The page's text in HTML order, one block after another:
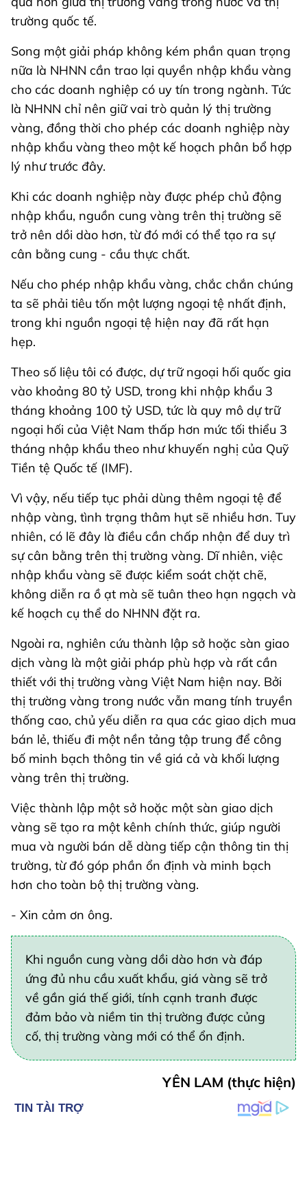
trường quốc tế.
Song một giải pháp không kém phần quan trọng
nữa là NHNN cần trao lại quyền nhập khẩu vàng
cho các doanh nghiệp có uy tín trong ngành. Tức
là NHNN chỉ nên giữ vai trò quản lý thị trường
vàng, đồng thời cho phép các doanh nghiệp này
nhập khẩu vàng theo một kế hoạch phân bổ hợp
lý như trước đây.
Khi các doanh nghiệp này được phép chủ động
nhập khẩu, nguồn cung vàng trên thị trường sẽ
trở nên dồi dào hơn, từ đó mới có thể tạo ra sự
cân bằng cung - cầu thực chất.
Nếu cho phép nhập khẩu vàng, chắc chắn chúng
ta sẽ phải tiêu tốn một lượng ngoại tệ nhất định,
trong khi nguồn ngoại tệ hiện nay đã rất hạn
hẹp.
Theo số liệu tôi có được, dự trữ ngoại hối quốc gia
vào khoảng 80 tỷ USD, trong khi nhập khẩu 3
tháng khoảng 100 tỷ USD, tức là quy mô dự trữ
ngoại hối của Việt Nam thấp hơn mức tối thiểu 3
tháng nhập khẩu theo như khuyến nghị của Quỹ
Tiền tệ Quốc tế (IMF).
Vì vậy, nếu tiếp tục phải dùng thêm ngoại tệ để
nhập vàng, tình trạng thâm hụt sẽ nhiều hơn. Tuy
nhiên, có lẽ đây là điều cần chấp nhận để duy trì
sự cân bằng trên thị trường vàng. Dĩ nhiên, việc
nhập khẩu vàng sẽ được kiểm soát chặt chẽ,
không diễn ra ồ ạt mà sẽ tuân theo hạn ngạch và
kế hoạch cụ thể do NHNN đặt ra.
Ngoài ra, nghiên cứu thành lập sở hoặc sàn giao
dịch vàng là một giải pháp phù hợp và rất cần
thiết với thị trường vàng Việt Nam hiện nay. Bởi
thị trường vàng trong nước vẫn mang tính truyền
thống cao, chủ yếu diễn ra qua các giao dịch mua
bán lẻ, thiếu đi một nền tảng tập trung để công
bố minh bạch thông tin về giá cả và khối lượng
vàng trên thị trường.
Việc thành lập một sở hoặc một sàn giao dịch
vàng sẽ tạo ra một kênh chính thức, giúp người
mua và người bán dễ dàng tiếp cận thông tin thị
trường, từ đó góp phần ổn định và minh bạch
hơn cho toàn bộ thị trường vàng.
- Xin cảm ơn ông.
Khi nguồn cung vàng dồi dào hơn và đáp
ứng đủ nhu cầu xuất khẩu, giá vàng sẽ trở
về gần giá thế giới, tính cạnh tranh được
đảm bảo và niềm tin thị trường được củng
cố, thị trường vàng mới có thể ổn định.
YÊN LAM (thực hiện)